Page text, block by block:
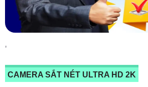
'
CAMERA SẮT NÉT ULTRA HD 2K